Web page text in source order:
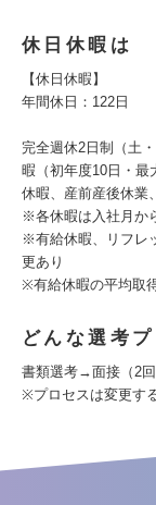
休日休暇は
【休日休暇】
年間休日：122日
完全週休2日制（土
暇（初年度10日・最
休暇、産前産後休
※各休暇は入社月か
※有給休暇、リフレ
更あり
※有給休暇の平均取
どんな選考
書類選考→面接（2
※プロセスは変更す